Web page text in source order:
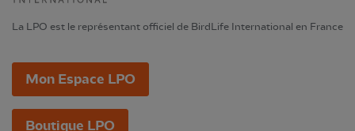
La LPO est le représentant officiel de BirdLife International en France
Mon Espace LPO
Boutique LPO